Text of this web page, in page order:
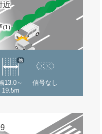
近
(1)
13.0～
19.5m
他
信号なし